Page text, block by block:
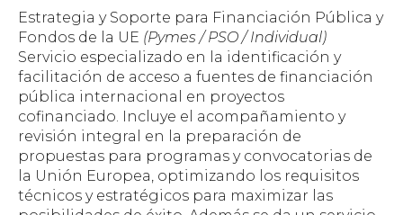
Estrategia y Soporte para Financiación Pública y
Fondos de la UE (Pymes / PSO / Individual)
Servicio especializado en la identificación y
facilitación de acceso a fuentes de financiación
pública internacional en proyectos
cofinanciado. Incluye el acompañamiento y
revisión integral en la preparación de
propuestas para programas y convocatorias de
la Unión Europea, optimizando los requisitos
técnicos y estratégicos para maximizar las